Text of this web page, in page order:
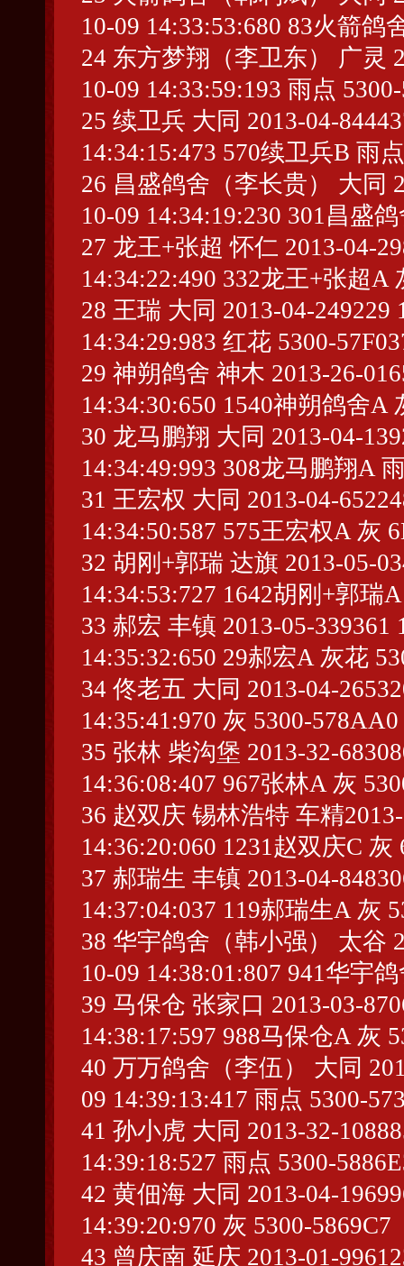
10-09 14:33:53:680 83火箭鸽
24 东方梦翔（李卫东） 广灵
10-09 14:33:59:193 雨点
25 续卫兵 大同 2013-04-
14:34:15:473 570续卫兵B 雨
26 昌盛鸽舍（李长贵） 大同
10-09 14:34:19:230 301昌盛
27 龙王+张超 怀仁 2013-04-
14:34:22:490 332龙王+张超A
28 王瑞 大同 2013-04-249229
14:34:29:983 红花 5300-
29 神朔鸽舍 神木 2013-26-
14:34:30:650 1540神朔鸽舍A
30 龙马鹏翔 大同 2013-04-
14:34:49:993 308龙马鹏翔A
31 王宏权 大同 2013-04-
14:34:50:587 575王宏权A 灰
32 胡刚+郭瑞 达旗 2013-05-
14:34:53:727 1642胡刚+郭瑞
33 郝宏 丰镇 2013-05-339361
14:35:32:650 29郝宏A 灰花
34 佟老五 大同 2013-04-
14:35:41:970 灰 5300-578AA0
35 张林 柴沟堡 2013-32-
14:36:08:407 967张林A 灰
36 赵双庆 锡林浩特 车精
14:36:20:060 1231赵双庆C 灰
37 郝瑞生 丰镇 2013-04-
14:37:04:037 119郝瑞生A 灰
38 华宇鸽舍（韩小强） 太谷
10-09 14:38:01:807 941华宇
39 马保仓 张家口 2013-03-
14:38:17:597 988马保仓A 灰
40 万万鸽舍（李伍） 大同
09 14:39:13:417 雨点 5300-
41 孙小虎 大同 2013-32-
14:39:18:527 雨点 5300-
42 黄佃海 大同 2013-04-
14:39:20:970 灰 5300-5869C7
43 曾庆南 延庆 2013-01-